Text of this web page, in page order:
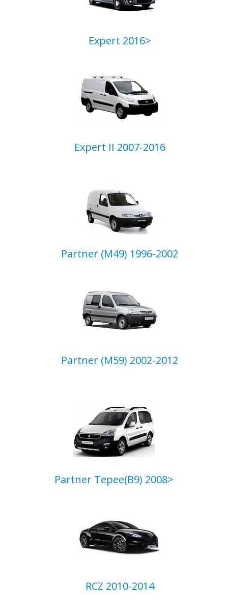
Expert 2016>
Expert II 2007-2016
Partner (M49) 1996-2002
Partner (M59) 2002-2012
Partner Tepee(B9) 2008>
RCZ 2010-2014